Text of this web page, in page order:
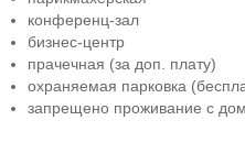
конференц-зал
бизнес-центр
прачечная (за доп. плату)
охраняемая парковка
запрещено проживание с